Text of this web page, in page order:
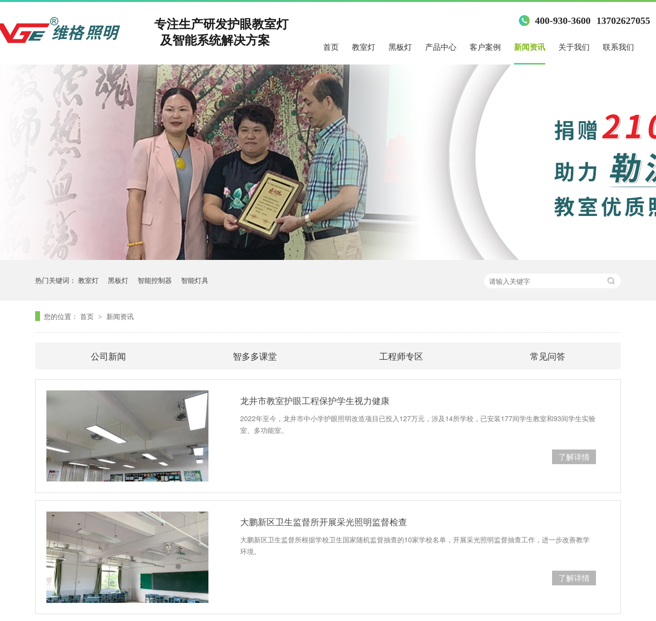
专注生产研发护眼教室灯
及智能系统解决方案
400-930-3600 13702627055
首页 教室灯 黑板灯 产品中心 客户案例 新闻资讯 关于我们 联系我们
热门关键词： 教室灯 黑板灯 智能控制器 智能灯具
您的位置： 首页 > 新闻资讯
公司新闻 智多多课堂 工程师专区 常见问答
龙井市教室护眼工程保护学生视力健康
2022年至今，龙井市中小学护眼照明改造项目已投入127万元，涉及14所学校，已安装177间学生教室和93间学生实验
室、多功能室。
了解详情
大鹏新区卫生监督所开展采光照明监督检查
大鹏新区卫生监督所根据学校卫生国家随机监督抽查的10家学校名单，开展采光照明监督抽查工作，进一步改善教学
环境。
了解详情